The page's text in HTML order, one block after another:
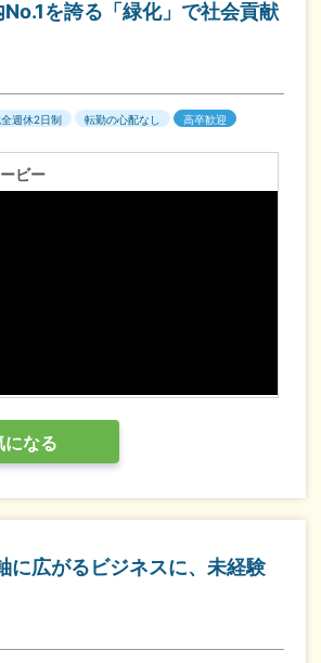
を誇る「緑化」で社会貢献
週休2日制 転勤の心配なし 高卒歓迎
ビー
になる
に広がるビジネスに、未経験